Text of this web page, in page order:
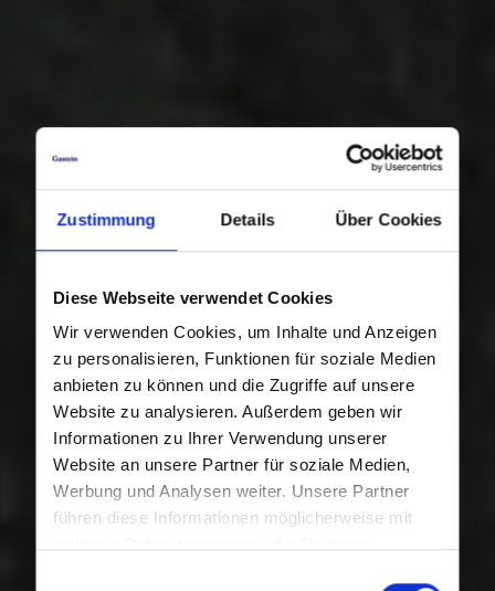
Zustimmung Details Über Cookies
Diese Webseite verwendet Cookies
Wir verwenden Cookies, um Inhalte und Anzeigen
zu personalisieren, Funktionen für soziale Medien
anbieten zu können und die Zugriffe auf unsere
Website zu analysieren. Außerdem geben wir
Informationen zu Ihrer Verwendung unserer
Website an unsere Partner für soziale Medien,
Werbung und Analysen weiter. Unsere Partner
führen diese Informationen möglicherweise mit